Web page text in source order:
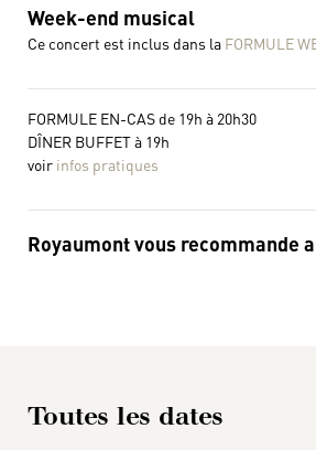
Week-end musical
Ce concert est inclus dans la FORMULE
FORMULE EN-CAS de 19h à 20h30
DÎNER BUFFET à 19h
voir infos pratiques
Royaumont vous recommande
Toutes les dates